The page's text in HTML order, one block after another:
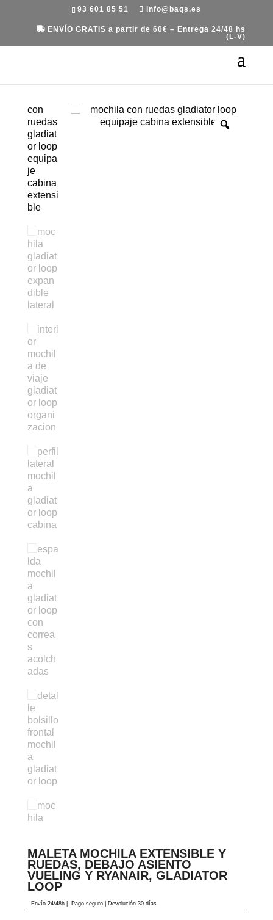
93 601 85 51 info@baqs.es
ENVÍO GRATIS a partir de 60€ – Entrega 24/48 hs
(L-V)
MALETA MOCHILA EXTENSIBLE Y
RUEDAS, DEBAJO ASIENTO
VUELING Y RYANAIR, GLADIATOR
LOOP
Envío 24/48h| Pago seguro | Devolución 30 días